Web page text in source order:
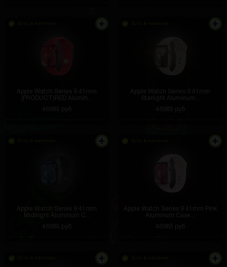
Apple Watch Series 9 41mm
(PRODUCT)RED Alumin...
46985 руб
Apple Watch Series 9 41mm
Starlight Aluminum...
46985 руб
Apple Watch Series 9 41mm
Midnight Aluminum C...
46985 руб
Apple Watch Series 9 41mm Pink
Aluminum Case...
46985 руб